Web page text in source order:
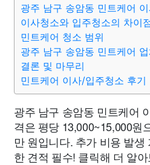
광주 남구 송암동 민트케어
이사청소와 입주청소의 차이
민트케어 청소 범위
광주 남구 송암동 민트케어
결론 및 마무리
민트케어 이사/입주청소 후기
광주 남구 송암동 민트케어
격은 평당 13,000~15,000원
만 원입니다. 추가 비용 발
한 견적 필수! 클릭해 더 알